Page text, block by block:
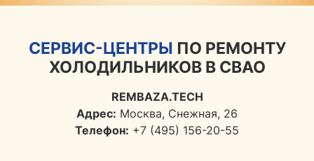
СЕРВИС-ЦЕНТРЫ ПО РЕМОНТУ
ХОЛОДИЛЬНИКОВ В СВАО
REMBAZA.TECH
Адрес: Москва, Снежная, 26
Телефон: +7 (495) 156-20-55